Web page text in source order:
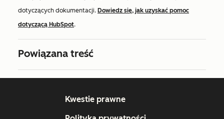
dotyczących dokumentacji. Dowiedz się, jak uzyskać pomoc
dotyczącą HubSpot.
Powiązana treść
Kwestie prawne